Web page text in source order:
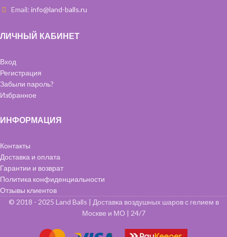
Email: info@land-balls.ru
ЛИЧНЫЙ КАБИНЕТ
Вход
Регистрация
Забыли пароль?
Избранное
ИНФОРМАЦИЯ
Контакты
Доставка и оплата
Гарантии и возврат
Политика конфиденциальности
Отзывы клиентов
© 2018 - 2025 Land Balls | Доставка воздушных шаров с гелием в
Москве и МО | 24/7